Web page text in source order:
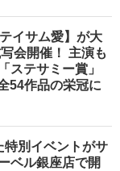
イサム愛】が大
会開催！ 主演も
ステサミー賞」
54作品の栄冠に
特別イベントがサ
ベル銀座店で開